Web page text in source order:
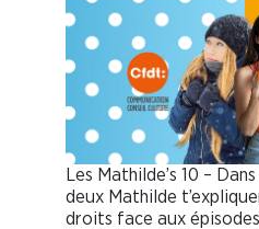
Les Mathilde’s 10 –
deux Mathilde
droits face aux